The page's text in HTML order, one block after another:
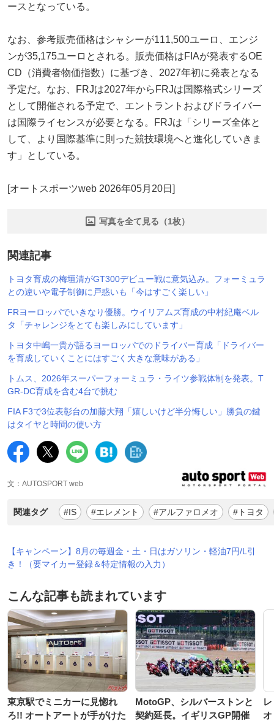
ースとなっている。
なお、参考販売価格はシャシーが111,500ユーロ、エンジ
ンが35,175ユーロとされる。販売価格はFIAが発表するOE
CD（消費者物価指数）に基づき、2027年初に発表となる
予定だ。なお、FRJは2027年からFRJは国際格式シリーズ
として開催される予定で、エントラントおよびドライバー
は国際ライセンスが必要となる。FRJは「シリーズ全体と
して、より国際基準に則った競技環境へと進化していきま
す」としている。
[オートスポーツweb 2026年05月20日]
写真を全て見る（1枚）
関連記事
トヨタ育成の梅垣清がGT300デビュー戦に意気込み。フォーミュラ
との違いや電子制御に戸惑いも「今はすごく楽しい」
FRヨーロッパでいきなり優勝。ウイリアムズ育成の中村紀庵ベル
タ「チャレンジをとても楽しみにしています」
トヨタ中嶋一貴が語るヨーロッパでのドライバー育成「ドライバー
を育成していくことにはすごく大きな意味がある」
トムス、2026年スーパーフォーミュラ・ライツ参戦体制を発表。T
GR-DC育成を含む4台で挑む
FIA F3で3位表彰台の加藤大翔「嬉しいけど半分悔しい」勝負の鍵
はタイヤと時間の使い方
文：AUTOSPORT web
関連タグ #IS #エレメント #アルファロメオ #トヨタ
【キャンペーン】8月の毎週金・土・日はガソリン・軽油7円/L引
き！（要マイカー登録＆特定情報の入力）
こんな記事も読まれています
東京駅でミニカーに見惚れ
ろ!! オートアートが手がけた
MotoGP、シルバーストンと
契約延長。イギリスGP開催